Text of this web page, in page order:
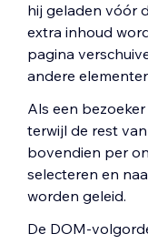
hij geladen vóór
extra inhoud
pagina
andere
Als een
terwijl de rest
bovendien per
selecteren en
worden geleid.
De DOM-